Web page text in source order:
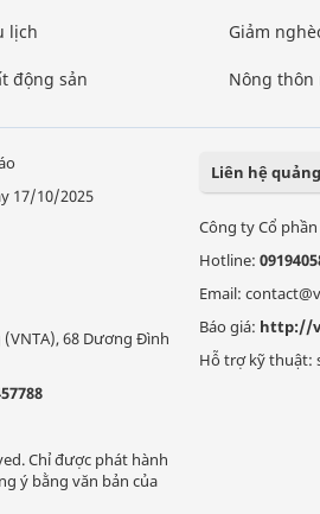
lịch
động sản
Giảm
Nông thôn
17/10/2025
68 Dương Đình
Chỉ được phát hành
ý bằng văn bản của
Liên hệ
Công ty Cổ
Hotline:
Email:
Báo giá: http://
Hỗ trợ kỹ thuật: